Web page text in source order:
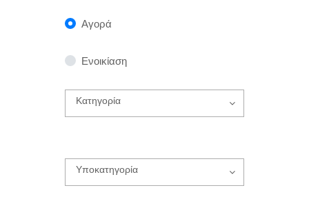
Αγορά
Ενοικίαση
Κατηγορία
Υποκατηγορία